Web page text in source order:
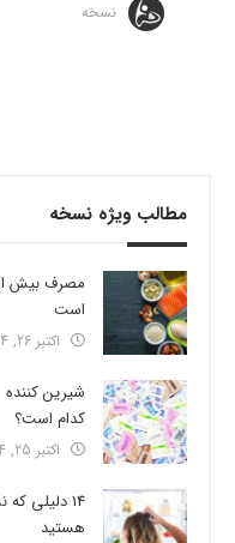
نسخه
مطالب ویژه نسخه
است
اکتبر 26, 2024
شیرین
کدام است؟
اکتبر 25, 2024
14 دلیلی
هستید